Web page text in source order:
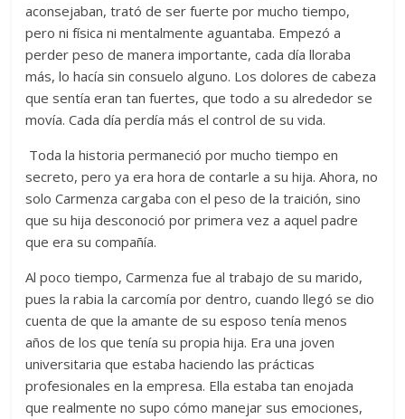
aconsejaban, trató de ser fuerte por mucho tiempo,
pero ni física ni mentalmente aguantaba. Empezó a
perder peso de manera importante, cada día lloraba
más, lo hacía sin consuelo alguno. Los dolores de cabeza
que sentía eran tan fuertes, que todo a su alrededor se
movía. Cada día perdía más el control de su vida.
Toda la historia permaneció por mucho tiempo en
secreto, pero ya era hora de contarle a su hija. Ahora, no
solo Carmenza cargaba con el peso de la traición, sino
que su hija desconoció por primera vez a aquel padre
que era su compañía.
Al poco tiempo, Carmenza fue al trabajo de su marido,
pues la rabia la carcomía por dentro, cuando llegó se dio
cuenta de que la amante de su esposo tenía menos
años de los que tenía su propia hija. Era una joven
universitaria que estaba haciendo las prácticas
profesionales en la empresa. Ella estaba tan enojada
que realmente no supo cómo manejar sus emociones,